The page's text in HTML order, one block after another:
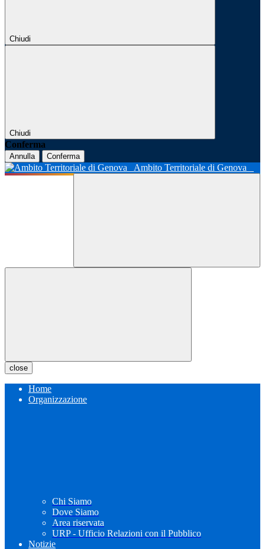
Chiudi
Chiudi
Conferma
Annulla Conferma
Ambito Territoriale di Genova
close
Home
Organizzazione
Chi Siamo
Dove Siamo
Area riservata
URP - Ufficio Relazioni con il Pubblico
Notizie